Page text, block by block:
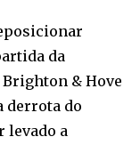
da
& Hove
derrota do
levado a